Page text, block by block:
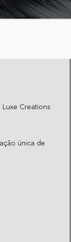
Luxe Creations
única de